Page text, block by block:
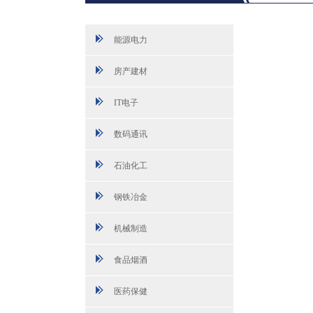
能源电力
房产建材
IT电子
数码通讯
石油化工
钢铁冶金
机械制造
食品烟酒
医药保健